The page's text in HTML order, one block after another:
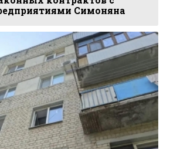
Симоняна